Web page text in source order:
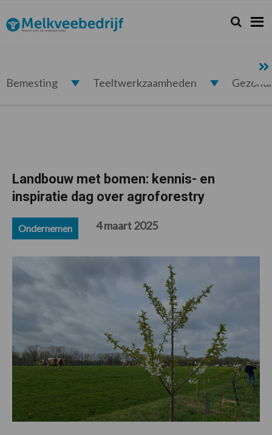
de
hoofdnavigatie
de
hoofd
de
eerste
de
voettekst
Melkveebedrijf.nl Zoeken...
Zoek
Bemesting Teeltwerkzaamheden
Landbouw met bomen: kennis- en
inspiratie dag over agroforestry
Ondernemen 4 maart 2025